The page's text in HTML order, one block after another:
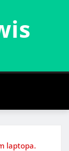
laptopa.